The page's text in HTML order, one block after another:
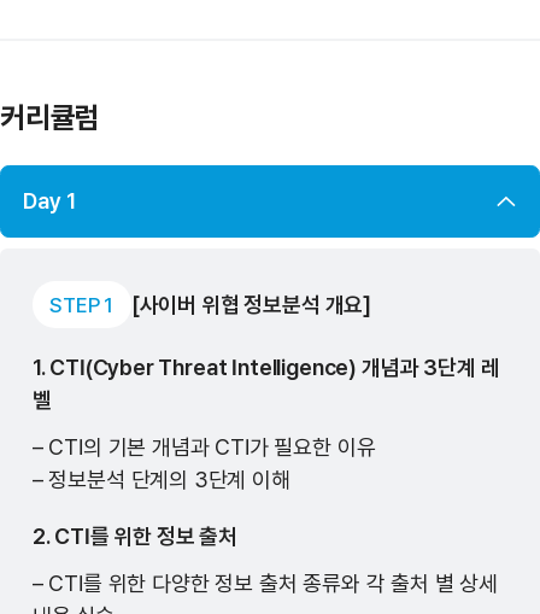
커리큘럼
Day 1
STEP 1 [사이버 위협 정보분석 개요]
1. CTI(Cyber Threat Intelligence) 개념과 3단계 레
벨
– CTI의 기본 개념과 CTI가 필요한 이유
– 정보분석 단계의 3단계 이해
2. CTI를 위한 정보 출처
– CTI를 위한 다양한 정보 출처 종류와 각 출처 별 상세